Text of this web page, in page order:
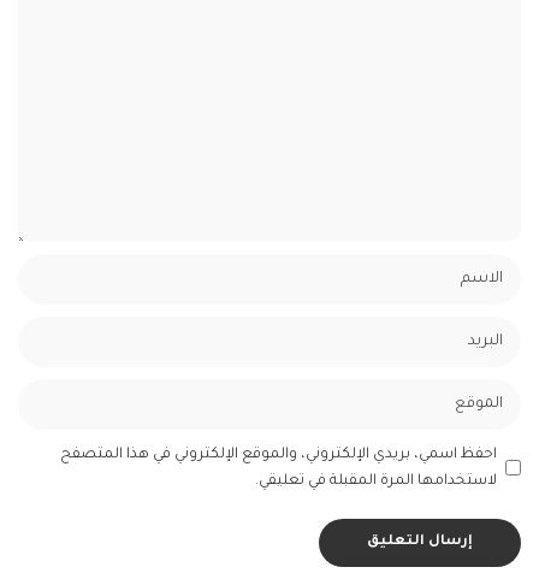
احفظ اسمي، بريدي الإلكتروني، والموقع الإلكتروني في هذا المتصفح
لاستخدامها المرة المقبلة في تعليقي.